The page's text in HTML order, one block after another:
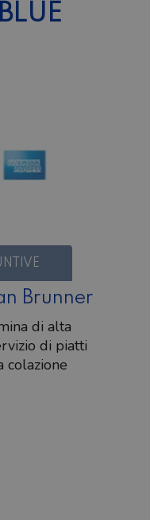
Brunner
di alta
di piatti
colazione